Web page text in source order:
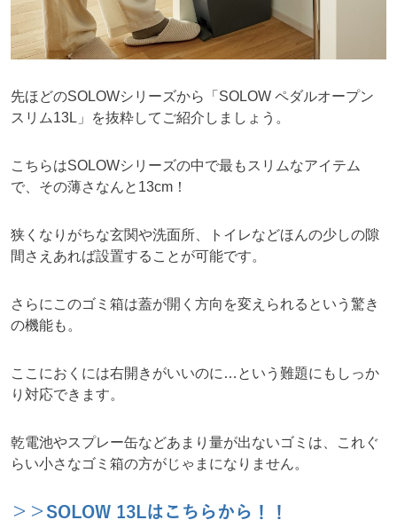
先ほどのSOLOWシリーズから「SOLOW ペダルオープン
スリム13L」を抜粋してご紹介しましょう。
こちらはSOLOWシリーズの中で最もスリムなアイテム
で、その薄さなんと13cm！
狭くなりがちな玄関や洗面所、トイレなどほんの少しの隙
間さえあれば設置することが可能です。
さらにこのゴミ箱は蓋が開く方向を変えられるという驚き
の機能も。
ここにおくには右開きがいいのに…という難題にもしっか
り対応できます。
乾電池やスプレー缶などあまり量が出ないゴミは、これぐ
らい小さなゴミ箱の方がじゃまになりません。
＞＞SOLOW 13Lはこちらから！！